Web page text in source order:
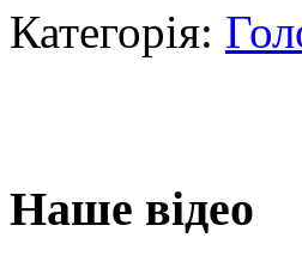
Категорія:
Наше відео